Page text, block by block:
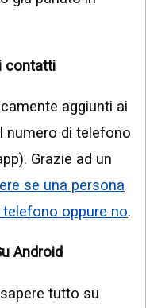
contatti
aggiunti ai
numero di telefono
Grazie ad un
se una persona
oppure no.
Android
tutto su